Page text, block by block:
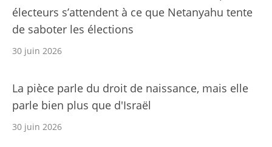
électeurs s’attendent à ce que Netanyahu tente
de saboter les élections
30 juin 2026
La pièce parle du droit de naissance, mais elle
parle bien plus que d'Israël
30 juin 2026